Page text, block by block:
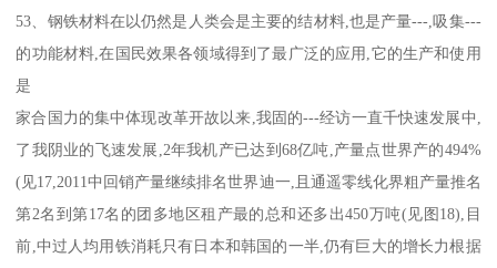
53、钢铁材料在以仍然是人类会是主要的结材料,也是产量---,吸集---
的功能材料,在国民效果各领域得到了最广泛的应用,它的生产和使用
是
家合国力的集中体现改革开故以来,我固的---经访一直千快速发展中,
了我阴业的飞速发展,2年我机产已达到68亿吨,产量点世界产的494%
(见17,2011中回销产量继续排名世界迪一,且通遥零线化界粗产量推名
第2名到第17名的团多地区租产最的总和还多出450万吨(见图18),目
前,中过人均用铁消耗只有日本和韩国的一半,仍有巨大的增长力根据